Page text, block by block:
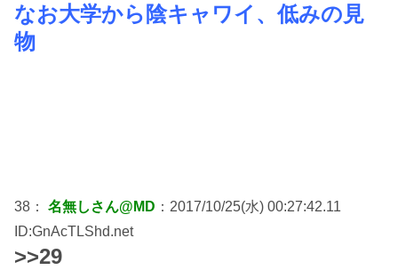
なお大学から陰キャワイ、低みの見
物
38： 名無しさん@MD ：2017/10/25(水) 00:27:42.11
ID:GnAcTLShd.net
>>29